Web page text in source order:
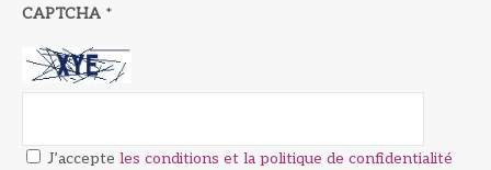
CAPTCHA *
J’accepte les conditions et la politique de confidentialité